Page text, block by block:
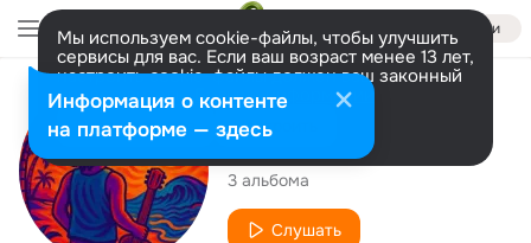
Войти
Мы используем cookie-файлы, чтобы улучшить
сервисы для вас. Если ваш возраст менее 13 лет,
настроить cookie-файлы должен ваш законный
представитель. Больше информации
Разрешить все Настроить
Исполнитель
Marau
3 альбома
Слушать
Информация о контенте
на платформе — здесь